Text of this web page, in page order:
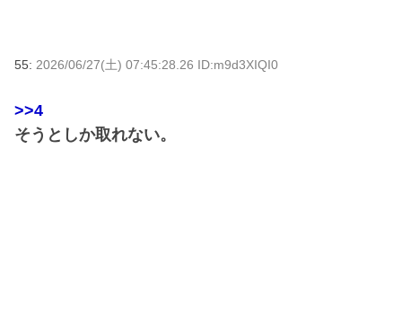
55: 2026/06/27(土) 07:45:28.26 ID:m9d3XIQI0
>>4
そうとしか取れない。